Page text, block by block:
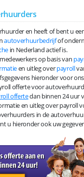
en heeft of bent u
autoverhuurbedrijfof
in Nederland actief is.
op basis van
en uitleg overpayroll
hieronder voor
offerte voor
offertedan binnen 24 uur
en uitleg over payroll
in de
u hieronder ook uw